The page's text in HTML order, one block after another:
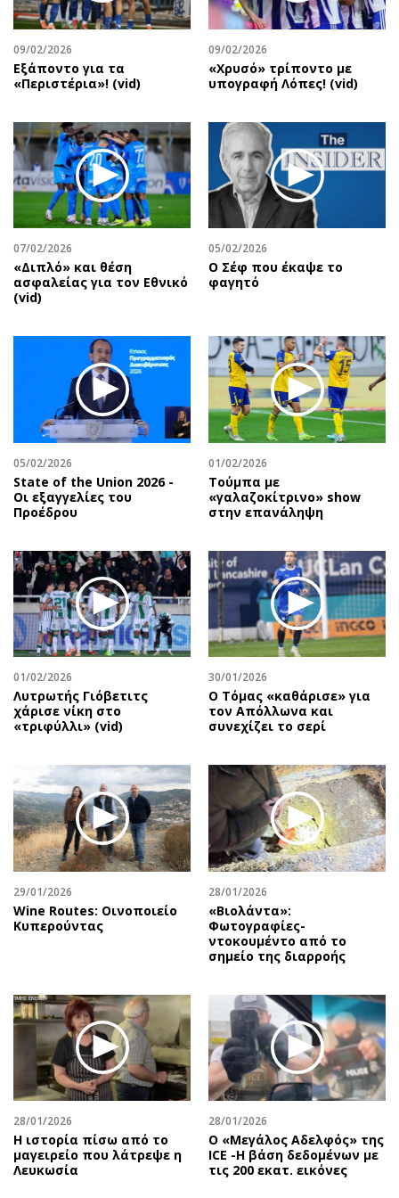
Περιβάλλον
Ελλάδα
Κόσμος
Παράξενα
Σινεμά
Θέατρο-Χορός
Μουσική
Εικαστικά
Χειρόγραφα
Ταξίδια
Συνταγές
Έξοδος
Media
Wine routes
Podcasts
Uncut
Προσφορές
Επιστολές
09/02/2026
Εξάποντο για τα
«Περιστέρια»! (vid)
09/02/2026
«Χρυσό» τρίποντο με
υπογραφή Λόπες! (vid)
07/02/2026
«Διπλό» και θέση
ασφαλείας για τον Εθνικό
(vid)
05/02/2026
Ο Σέφ που έκαψε το
φαγητό
05/02/2026
State of the Union 2026 -
Οι εξαγγελίες του
Προέδρου
01/02/2026
Τούμπα με
«γαλαζοκίτρινο» show
στην επανάληψη
01/02/2026
Λυτρωτής Γιόβετιτς
χάρισε νίκη στο
«τριφύλλι» (vid)
30/01/2026
Ο Τόμας «καθάρισε» για
τον Απόλλωνα και
συνεχίζει το σερί
29/01/2026
Wine Routes: Οινοποιείο
Κυπερούντας
28/01/2026
«Βιολάντα»:
Φωτογραφίες-
ντοκουμέντο από το
σημείο της διαρροής
28/01/2026
Η ιστορία πίσω από το
μαγειρείο που λάτρεψε η
Λευκωσία
28/01/2026
Ο «Μεγάλος Αδελφός» της
ICE -Η βάση δεδομένων με
τις 200 εκατ. εικόνες